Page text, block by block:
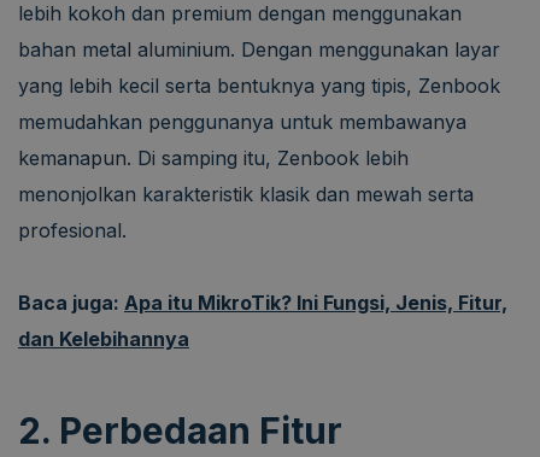
lebih kokoh dan premium dengan menggunakan
bahan metal aluminium. Dengan menggunakan layar
yang lebih kecil serta bentuknya yang tipis, Zenbook
memudahkan penggunanya untuk membawanya
kemanapun. Di samping itu, Zenbook lebih
menonjolkan karakteristik klasik dan mewah serta
profesional.
Baca juga: Apa itu MikroTik? Ini Fungsi, Jenis, Fitur,
dan Kelebihannya
2. Perbedaan Fitur